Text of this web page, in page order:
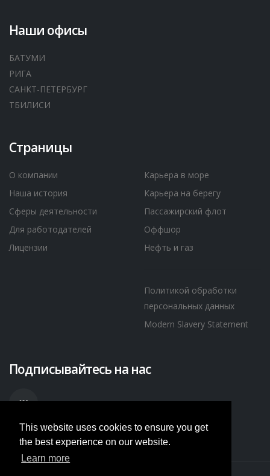
This website uses cookies to ensure you get
the best experience on our website.
Learn more
Наши офисы
БАТУМИ
РИГА
САНКТ-ПЕТЕРБУРГ
ТБИЛИСИ
Страницы
О компании
Наша история
Сферы деятельности
Для работодателей
Лицензии
Карьера в море
Карьера на берегу
Пассажирский флот
Оффшор
Нефть и газ
Политикой обработки
персональных данных
Modern Slavery Statement
Подписывайтесь на нас